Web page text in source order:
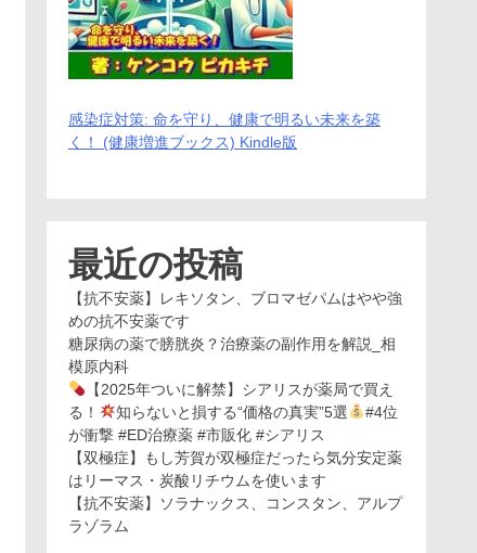
感染症対策: 命を守り、健康で明るい未来を築
く！ (健康増進ブックス) Kindle版
最近の投稿
【抗不安薬】レキソタン、ブロマゼパムはやや強
めの抗不安薬です
糖尿病の薬で膀胱炎？治療薬の副作用を解説_相
模原内科
【2025年ついに解禁】シアリスが薬局で買え
る！
知らないと損する“価格の真実”5選
#4位
が衝撃 #ED治療薬 #市販化 #シアリス
【双極症】もし芳賀が双極症だったら気分安定薬
はリーマス・炭酸リチウムを使います
【抗不安薬】ソラナックス、コンスタン、アルプ
ラゾラム